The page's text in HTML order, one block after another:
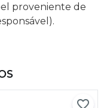
proveniente de